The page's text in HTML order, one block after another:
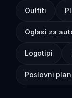
Outfiti
Oglasi za
Logotipi
Poslovni